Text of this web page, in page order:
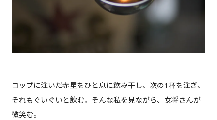
コップに注いだ赤星をひと息に飲み干し、次の1杯を注ぎ、
それもぐいぐいと飲む。そんな私を見ながら、女将さんが
微笑む。